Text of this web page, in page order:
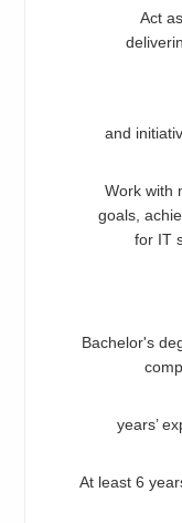
Act
and
Work with
goals,
for IT
Bachelor's
3+
At least 6